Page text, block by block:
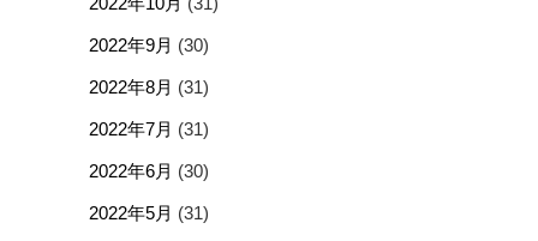
2022年9月 (30)
2022年8月 (31)
2022年7月 (31)
2022年6月 (30)
2022年5月 (31)